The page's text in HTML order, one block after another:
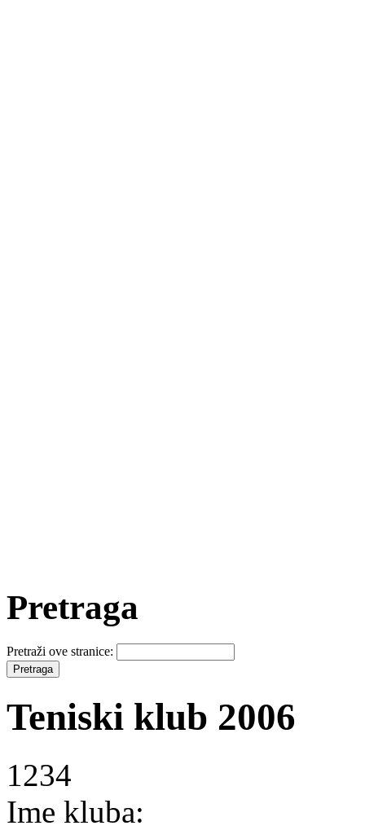
Pretraga
Pretraži ove stranice:
Teniski klub 2006
1234
Ime kluba: